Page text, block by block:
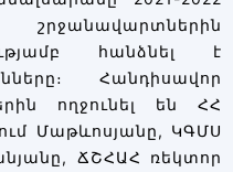
հանձնել է
Հանդիսավոր
ողջունել են ՀՀ
Մաթևոսյանը, ԿԳՄՍ
ՃՇՀԱՀ ռեկտոր